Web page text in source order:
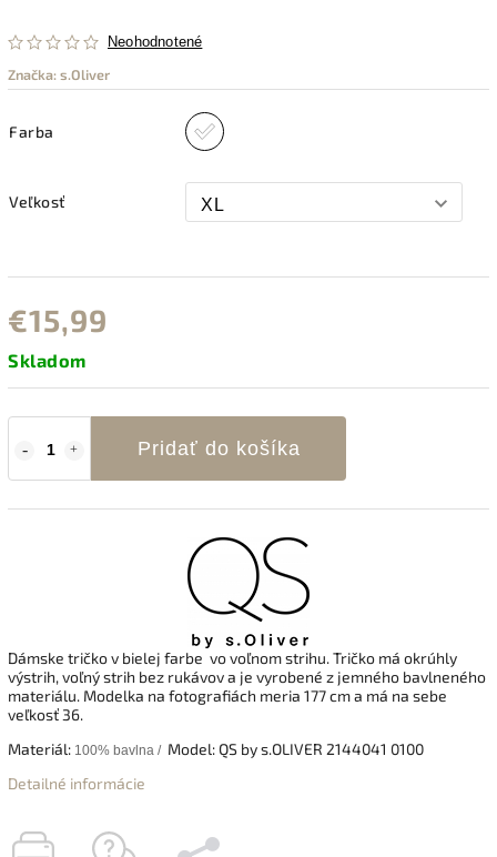
Neohodnotené
Značka:s.Oliver
Farba
Veľkosť
€15,99
Skladom
Pridať do košíka
Dámske tričkov bielej farbe vo voľnom strihu. Tričko má okrúhly
výstrih, voľný strih bez rukávov a je vyrobené z jemného bavlneného
materiálu. Modelka na fotografiách meria 177 cm a má na sebe
veľkosť 36.
Materiál: 100% bavlna / Model: QS by s.OLIVER 2144041 0100
Detailné informácie